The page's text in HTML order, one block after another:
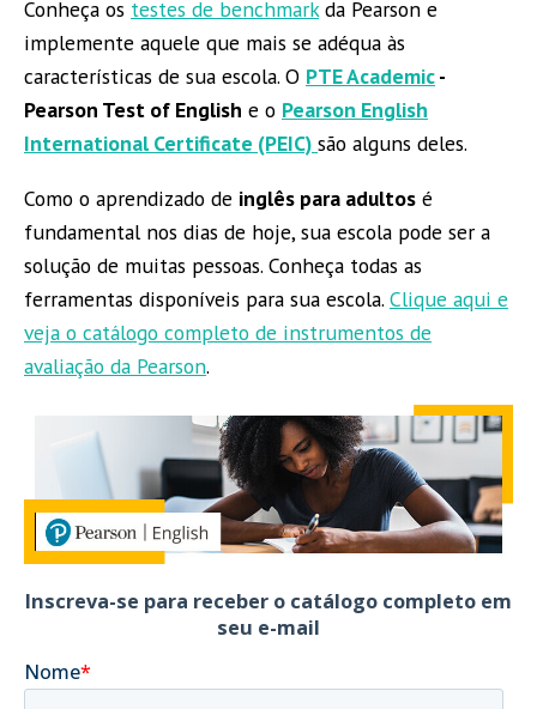
Conheça os testes de benchmarkda Pearson e
implemente aquele que mais se adéqua às
características de sua escola. O PTE Academic-
Pearson Test of English e o Pearson English
International Certificate (PEIC) são alguns deles.
Como o aprendizado de inglês para adultos é
fundamental nos dias de hoje, sua escola pode ser a
solução de muitas pessoas. Conheça todas as
ferramentas disponíveis para sua escola. Clique aqui e
veja o catálogo completo de instrumentos de
avaliação da Pearson.